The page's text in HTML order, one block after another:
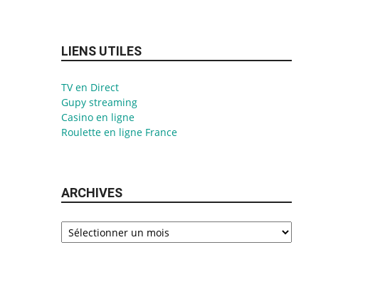
LIENS UTILES
TV en Direct
Gupy streaming
Casino en ligne
Roulette en ligne France
ARCHIVES
Archives